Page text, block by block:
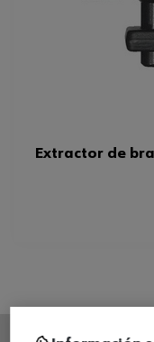
Extractor de